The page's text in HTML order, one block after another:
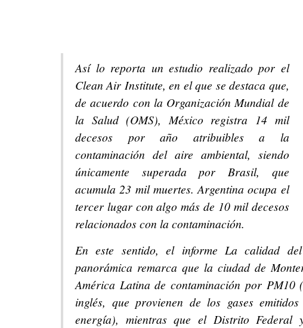
Así lo reporta un estudio realizado por el
Clean Air Institute, en el que se destaca que,
de acuerdo con la Organización Mundial de
la Salud (OMS), México registra 14 mil
decesos por año atribuibles a la
contaminación del aire ambiental, siendo
únicamente superada por Brasil, que
acumula 23 mil muertes. Argentina ocupa el
tercer lugar con algo más de 10 mil decesos
relacionados con la contaminación.
En este sentido, el informe La calidad
panorámica remarca que la ciudad de
América Latina de contaminación por
inglés, que provienen de los gases
energía), mientras que el Distrito Federal